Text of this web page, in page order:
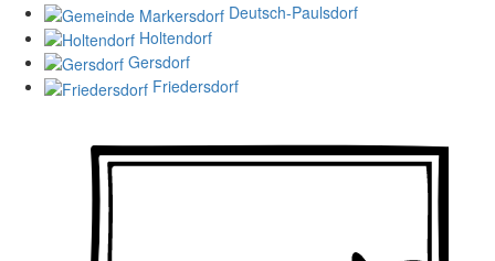
Deutsch-Paulsdorf
Holtendorf
Gersdorf
Friedersdorf